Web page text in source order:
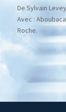
De Sylvain
Avec :
Roche.